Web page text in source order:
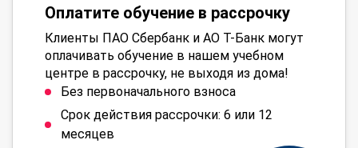
Оплатите обучение в рассрочку
Клиенты ПАО Сбербанк и АО Т-Банк могут
оплачивать обучение в нашем учебном
центре в рассрочку, не выходя из дома!
Без первоначального взноса
Срок действия рассрочки: 6 или 12
месяцев